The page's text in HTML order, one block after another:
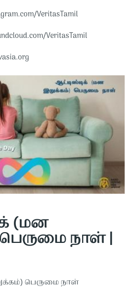
VeritasTamil​​
VeritasTamil​​
(மன
நாள் |
பெருமை நாள்